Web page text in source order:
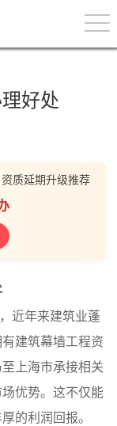
好处
质延期升级推荐
近年来建筑业蓬
建筑幕墙工程资
上海市承接相关
优势。这不仅能
的利润回报。